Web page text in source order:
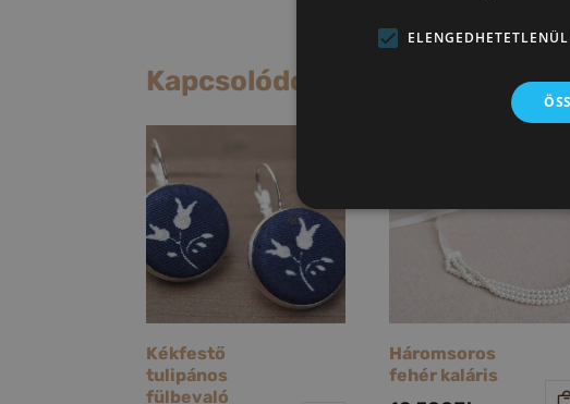
Kapcsolódó termékek
Kékfestő
tulipános
fülbevaló
Háromsoros
fehér kaláris